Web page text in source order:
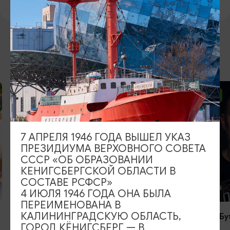
ВОЗМОЖНО ВАС ЗАИНТЕРЕСУЕТ
ОТ 2500₽
КОНЦЕРТЫ
RADIO TAPOK
ОТ 1000₽
КОНЦЕРТЫ
Константин
7 АПРЕЛЯ 1946 ГОДА ВЫШЕЛ УКАЗ
ПРЕЗИДИУМА ВЕРХОВНОГО СОВЕТА
СССР «ОБ ОБРАЗОВАНИИ
КЕНИГСБЕРГСКОЙ ОБЛАСТИ В
СОСТАВЕ РСФСР»
4 ИЮЛЯ 1946 ГОДА ОНА БЫЛА
ПЕРЕИМЕНОВАНА В
КАЛИНИНГРАДСКУЮ ОБЛАСТЬ,